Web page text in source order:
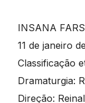
INSANA
11 de janeiro
Classificação
Dramaturgia:
Direção: